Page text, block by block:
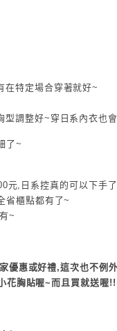
在特定場合穿著就好~
型調整好~穿日系內衣也
了~
元,日系控真的可以下手
省櫃點都有了~
~
優惠或好禮,這次也不例
花胸貼喔~而且買就送喔